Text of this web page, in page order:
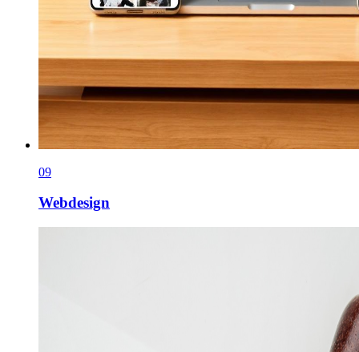
09
Webdesign